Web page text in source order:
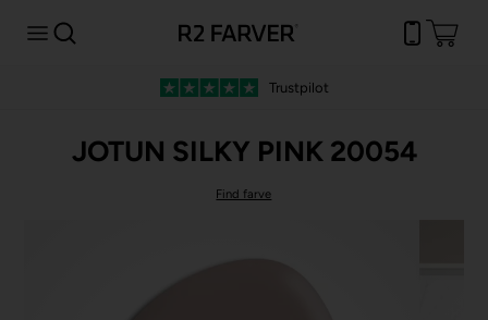
Trustpilot
JOTUN SILKY PINK 20054
Find farve